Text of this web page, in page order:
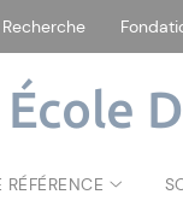
Recherche
École